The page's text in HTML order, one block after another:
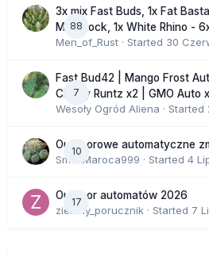
88
3x mix Fast Buds, 1x Fat
Moonrock, 1x White Rhino -
Men_of_Rust · Started 30
7
Fast Bud42 | Mango Frost
Cherry Runtz x2 | GMO Auto
Wesoły Ogród Aliena · Started
10
Outdoorowe automatyczne
SmakMaroca999 · Started 4
17
Outdoor automatów 2026
zielony_porucznik · Started 7